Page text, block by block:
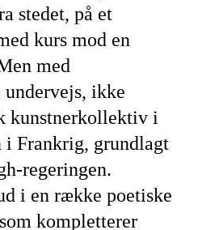
stedet, på et
kurs mod en
med
ikke
kunstnerkollektiv i
Frankrig, grundlagt
regeringen.
i en række poetiske
kompletterer